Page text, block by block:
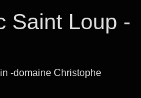
Saint Loup -
-domaine Christophe